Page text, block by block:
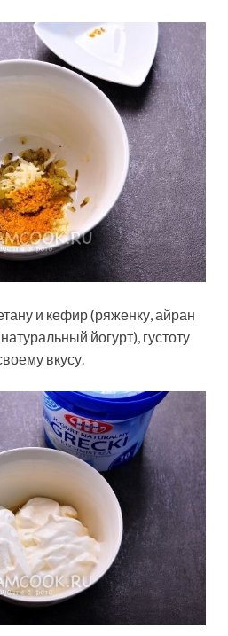
и кефир (ряженку, айран
йогурт), густоту
вкусу.